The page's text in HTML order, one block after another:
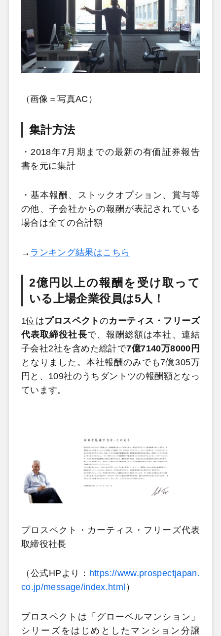
（画像＝写真AC）
集計方法
・2018年7月期までの最新の有価証券報告
書を元に集計
・基本報酬、ストックオプション、賞与等
の他、子会社からの報酬が表記されている
場合は全ての合計額
→ ランキング結果はこちら
2億円以上の報酬を受け取って
いる上場企業役員は5人！
1位はプロスペクト のカーティス・フリーズ
代表取締役社長で、報酬総額は本社、連結
子会社2社を含めた総計で7億7140万8000円
となりました。本社報酬のみでも7億305万
円と、109社のうちダントツの報酬額となっ
ています。
プロスペクト・カーティス・フリーズ代表
取締役社長
（公式HPより： https://www.prospectjapan.
co.jp/message/index.html ）
プロスペクトは「グローベルマンション」
シリーズをはじめとしたマンション分譲